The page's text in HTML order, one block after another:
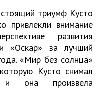
триумф Кусто
привлекли внимание
развития
«Оскар» за лучший
«Мир без солнца»
Кусто снимал
и она произвела